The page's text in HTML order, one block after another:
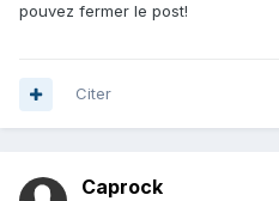
pouvez fermer le post!
Citer
Caprock